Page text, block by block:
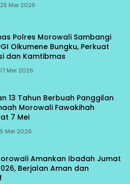
25 Mei 2026
Polres Morowali Sambangi
Oikumene Bungku, Perkuat
dan Kamtibmas
17 Mei 2026
13 Tahun Berbuah Panggilan
Morowali Fawakihah
7 Mei
5 Mei 2026
Amankan Ibadah Jumat
Berjalan Aman dan